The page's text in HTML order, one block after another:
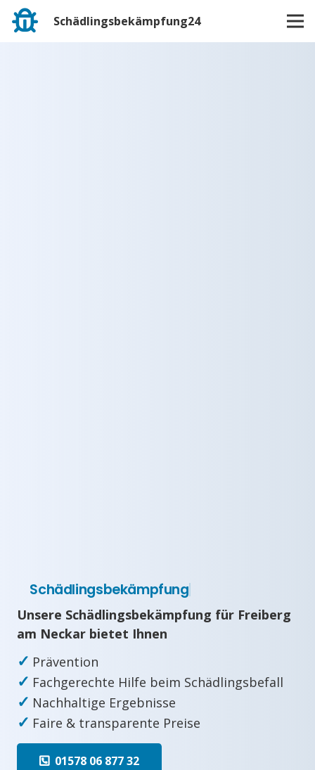
Schädlingsbekämpfung24
Schädlingsbekämpfung
Unsere Schädlingsbekämpfung für Freiberg
am Neckar bietet Ihnen
✓ Prävention
✓ Fachgerechte Hilfe beim Schädlingsbefall
✓ Nachhaltige Ergebnisse
✓ Faire & transparente Preise
01578 06 877 32